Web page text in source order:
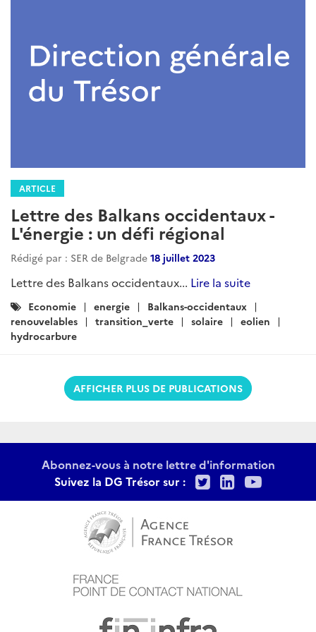
ARTICLE
Lettre des Balkans occidentaux -
L'énergie : un défi régional
Rédigé par : SER de Belgrade 18 juillet 2023
Lettre des Balkans occidentaux... Lire la suite
Catégories
:
Economie energie
Balkans-occidentaux
renouvelables
transition_verte solaire
eolien
hydrocarbure
AFFICHER PLUS DE PUBLICATIONS
Abonnez-vous à notre lettre d'information
Suivez la DG Trésor sur :
TwitterLinkedIn